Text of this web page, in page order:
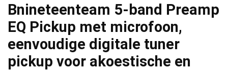
Bnineteenteam 5-band Preamp
EQ Pickup met microfoon,
eenvoudige digitale tuner
pickup voor akoestische en